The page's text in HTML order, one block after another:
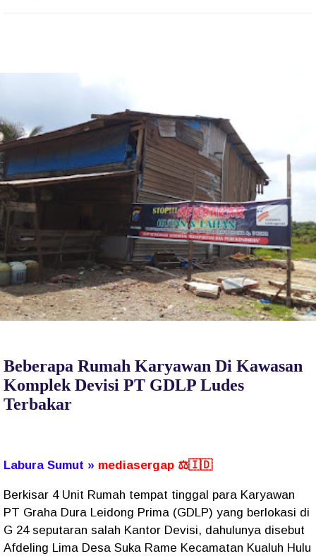
Beberapa Rumah Karyawan Di Kawasan
Komplek Devisi PT GDLP Ludes
Terbakar
Labura Sumut » mediasergap ⚖️🇮🇩
Berkisar 4 Unit Rumah tempat tinggal para Karyawan
PT Graha Dura Leidong Prima (GDLP) yang berlokasi di
G 24 seputaran salah Kantor Devisi, dahulunya disebut
Afdeling Lima Desa Suka Rame Kecamatan Kualuh Hulu